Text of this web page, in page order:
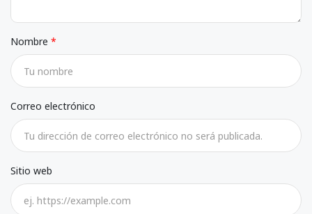
Nombre
Correo electrónico
Sitio web